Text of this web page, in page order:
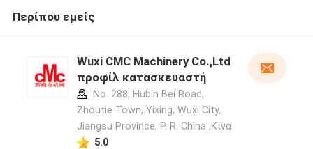
Περίπου εμείς
Wuxi CMC Machinery Co.,Ltd
προφίλ κατασκευαστή
No. 288, Hubin Bei Road,
Zhoutie Town, Yixing, Wuxi City,
Jiangsu Province, P. R. China ,Κίνα
5.0